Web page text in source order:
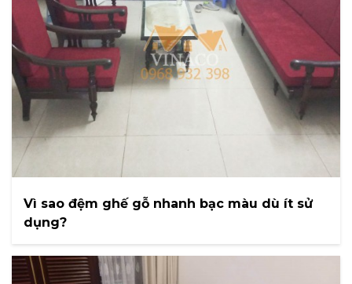
Vì sao đệm ghế gỗ nhanh bạc màu dù ít sử
dụng?